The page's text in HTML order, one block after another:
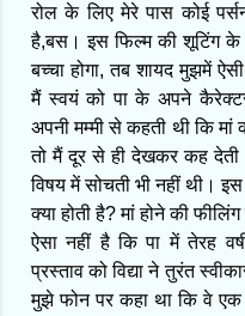
रोल के लिए मेरे पास कोई
है,बस। इस फिल्म की शूटिंग के
बच्चा होगा, तब शायद मुझमें
मैं स्वयं को पा के अपने
अपनी मम्मी से कहती थी कि
तो मैं दूर से ही देखकर कह
विषय में सोचती भी नहीं थी।
क्या होती है? मां होने की
ऐसा नहीं है कि पा में तेरह
प्रस्ताव को विद्या ने तुरंत
मुझे फोन पर कहा था कि वे एक